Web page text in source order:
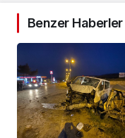
Benzer Haberler